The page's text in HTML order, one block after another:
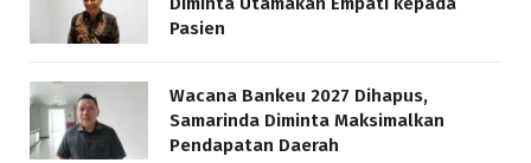
Pasien
Wacana Bankeu 2027 Dihapus,
Samarinda Diminta Maksimalkan
Pendapatan Daerah